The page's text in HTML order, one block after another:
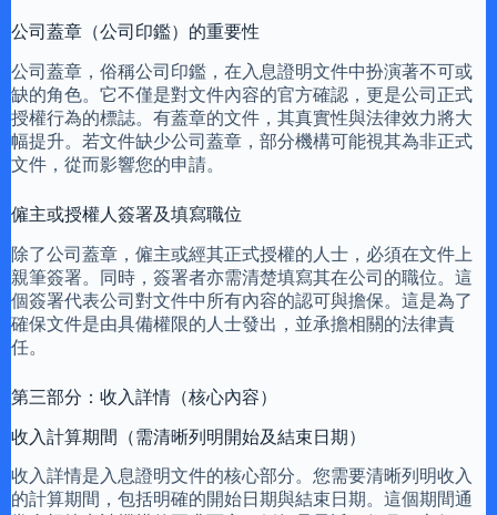
公司蓋章（公司印鑑）的重要性
公司蓋章，俗稱公司印鑑，在入息證明文件中扮演著不可或
缺的角色。它不僅是對文件內容的官方確認，更是公司正式
授權行為的標誌。有蓋章的文件，其真實性與法律效力將大
幅提升。若文件缺少公司蓋章，部分機構可能視其為非正式
文件，從而影響您的申請。
僱主或授權人簽署及填寫職位
除了公司蓋章，僱主或經其正式授權的人士，必須在文件上
親筆簽署。同時，簽署者亦需清楚填寫其在公司的職位。這
個簽署代表公司對文件中所有內容的認可與擔保。這是為了
確保文件是由具備權限的人士發出，並承擔相關的法律責
任。
第三部分：收入詳情（核心內容）
收入計算期間（需清晰列明開始及結束日期）
收入詳情是入息證明文件的核心部分。您需要清晰列明收入
的計算期間，包括明確的開始日期與結束日期。這個期間通